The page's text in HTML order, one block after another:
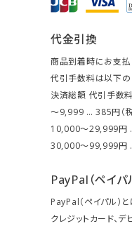
代金引換
商品到着時にお支払
代引手数料は以下の
決済総額 代引手数料
～9,999 … 385円（税
10,000～29,999円 …
30,000～99,999円 …
PayPal（ペイパ
PayPal（ペイパル）
クレジットカード、